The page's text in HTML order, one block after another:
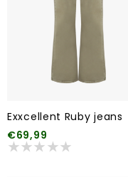
Exxcellent Ruby jeans
€69,99